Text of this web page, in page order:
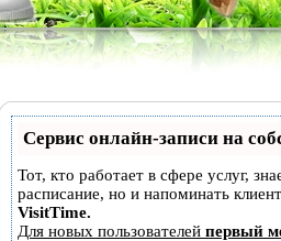
Сервис онлайн-записи на
Тот, кто работает в сфере услуг,
расписание, но и напоминать
VisitTime.
Для новых пользователей первый